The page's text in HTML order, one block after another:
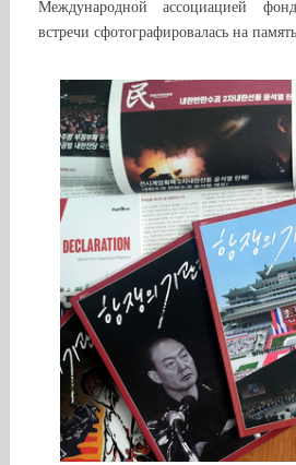
Международной ассоциацией
встречи сфотографировалась на память.